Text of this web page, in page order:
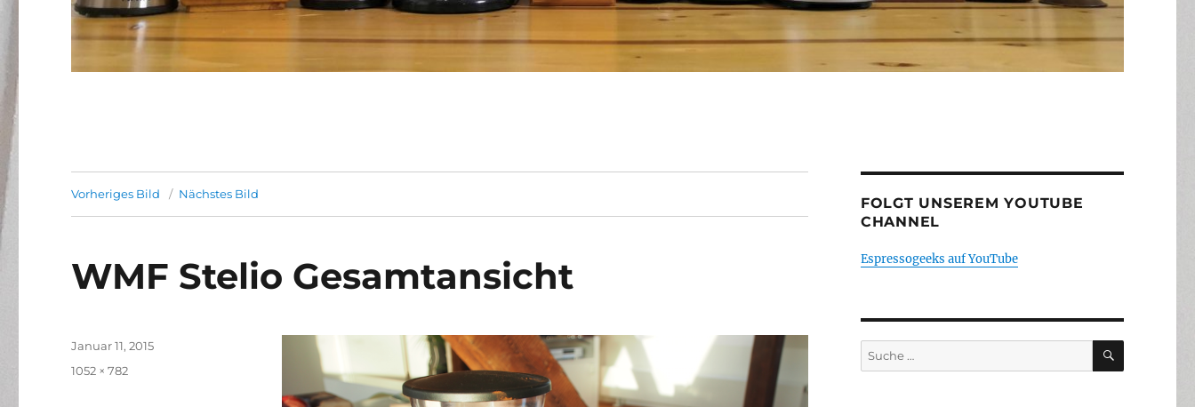
Vorheriges Bild Nächstes Bild
WMF Stelio Gesamtansicht
Veröffentlicht
Januar 11, 2015
Volle
1052 × 782
FOLGT UNSEREM YOUTUBE
CHANNEL
Espressogeeks auf YouTube
Suche
nach:
SUCHEN